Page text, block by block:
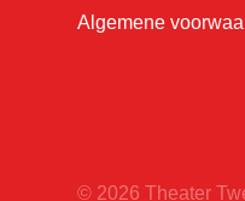
Algemene
© 2026 Theater